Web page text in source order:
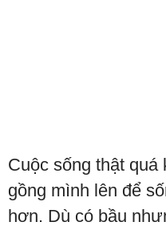
Cuộc sống thật
gồng mình lên để
hơn. Dù có bầu